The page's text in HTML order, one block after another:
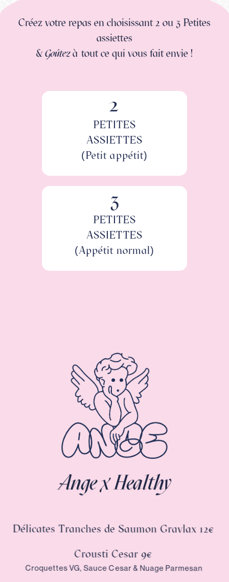
Créez votre repas en choisissant 2 ou 3 Petites
assiettes
&Goûtezà tout ce qui vous fait envie !
2
PETITES
ASSIETTES
(Petit appétit)
3
PETITES
ASSIETTES
(Appétit normal)
Ange x Healthy
Délicates Tranches de Saumon Gravlax 12€
Crousti Cesar 9€
Croquettes VG, Sauce Cesar & Nuage Parmesan